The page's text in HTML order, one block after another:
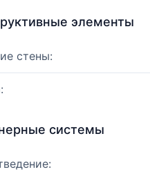
элементы
стены:
системы